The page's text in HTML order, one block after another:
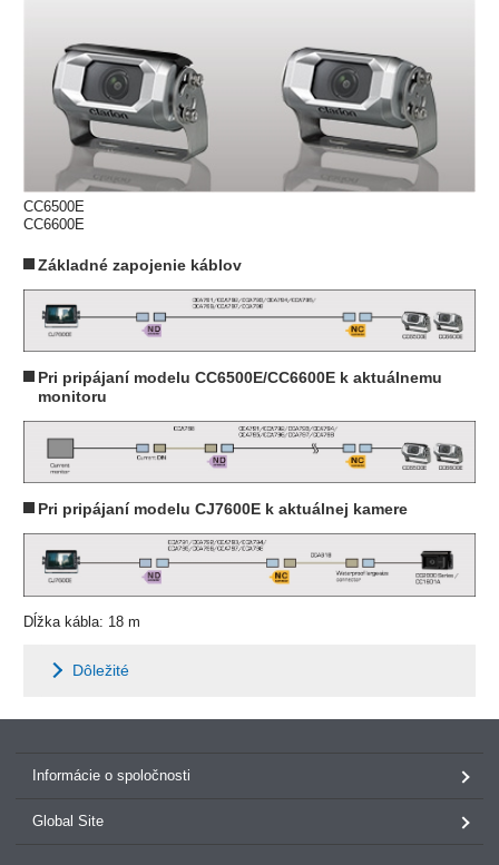
CC6500E
CC6600E
Základné zapojenie káblov
Pri pripájaní modelu CC6500E/CC6600E k aktuálnemu
monitoru
Pri pripájaní modelu CJ7600E k aktuálnej kamere
Dĺžka kábla: 18 m
Dôležité
Informácie o spoločnosti
Global Site